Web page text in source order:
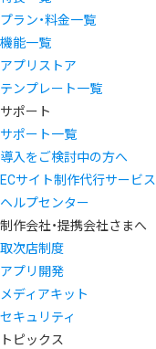
プラン・料金一覧
機能一覧
アプリストア
テンプレート一覧
サポート
サポート一覧
導入をご検討中の方へ
ECサイト制作代行サービス
ヘルプセンター
制作会社・提携会社さまへ
取次店制度
アプリ開発
メディアキット
セキュリティ
トピックス